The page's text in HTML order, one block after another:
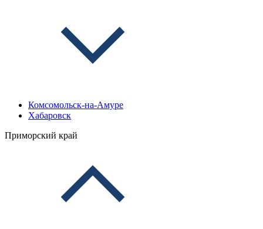
Комсомольск-на-Амуре
Хабаровск
Приморский край